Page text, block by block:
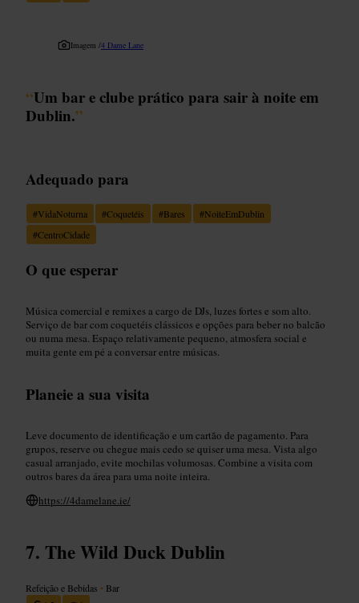
Imagem /4 Dame Lane
“Um bar e clube prático para sair à noite em
Dublin.”
Adequado para
#VidaNoturna #Coquetéis #Bares #NoiteEmDublin
#CentroCidade
O que esperar
Música comercial e remixes a cargo de DJs, luzes fortes e som alto.
Serviço de bar com coquetéis clássicos e opções para beber no balcão
ou numa mesa. Espaço relativamente pequeno, atmosfera social e
muita gente em pé a conversar entre músicas.
Planeie a sua visita
Leve documento de identificação e um cartão de pagamento. Para
grupos, reserve ou chegue mais cedo se quiser uma mesa. Vista algo
casual arranjado, evite mochilas volumosas. Combine a visita com
outros bares da área para uma noite inteira.
https://4damelane.ie/
The Wild Duck Dublin
Refeição e Bebidas • Bar